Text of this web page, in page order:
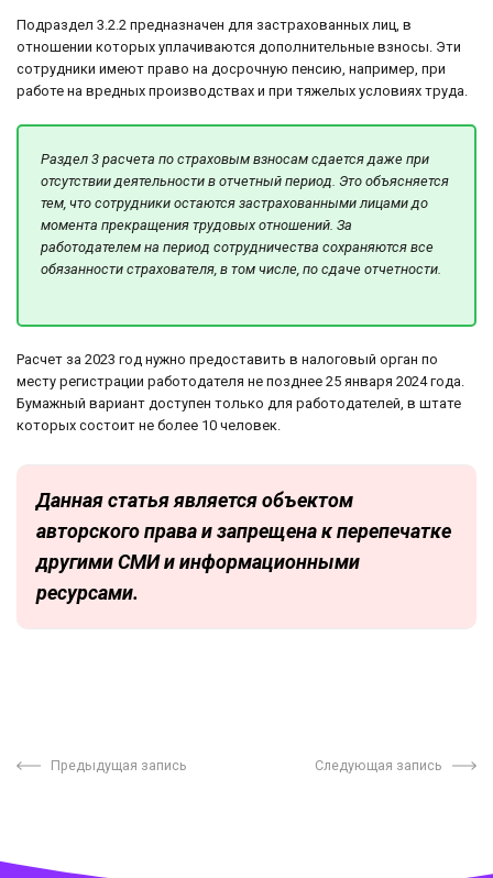
Подраздел 3.2.2 предназначен для застрахованных лиц, в
отношении которых уплачиваются дополнительные взносы. Эти
сотрудники имеют право на досрочную пенсию, например, при
работе на вредных производствах и при тяжелых условиях труда.
Раздел 3 расчета по страховым взносам сдается даже при
отсутствии деятельности в отчетный период. Это объясняется
тем, что сотрудники остаются застрахованными лицами до
момента прекращения трудовых отношений. За
работодателем на период сотрудничества сохраняются все
обязанности страхователя, в том числе, по сдаче отчетности.
Расчет за 2023 год нужно предоставить в налоговый орган по
месту регистрации работодателя не позднее 25 января 2024 года.
Бумажный вариант доступен только для работодателей, в штате
которых состоит не более 10 человек.
Данная статья является объектом
авторского права и запрещена к перепечатке
другими СМИ и информационными
ресурсами.
Предыдущая запись Следующая запись